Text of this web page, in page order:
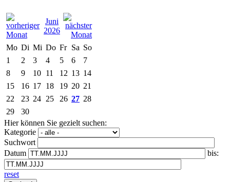
Juni
2026
Mo Di Mi Do Fr Sa So
1
2 3 4 5 6
7
8
9 10 11 12 13 14
15
16 17 18 19 20 21
22
23 24 25 26 27 28
29
30
Hier können Sie gezielt suchen:
Kategorie
Suchwort
Datum
bis:
reset